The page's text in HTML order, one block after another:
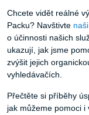
Chcete vidět reálné
Packu? Navštivte
o účinnosti našich
ukazují, jak jsme
zvýšit jejich
vyhledávačích.
Přečtěte si příběhy
jak můžeme pomoci i